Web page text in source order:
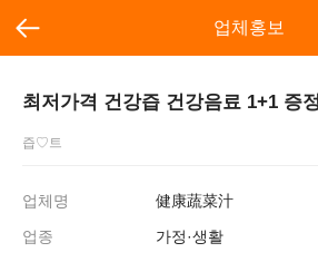
업체홍보
최저가격 건강즙 건강음료 1+1 증
즙♡트
업체명
健康蔬菜汁
업종
가정·생활